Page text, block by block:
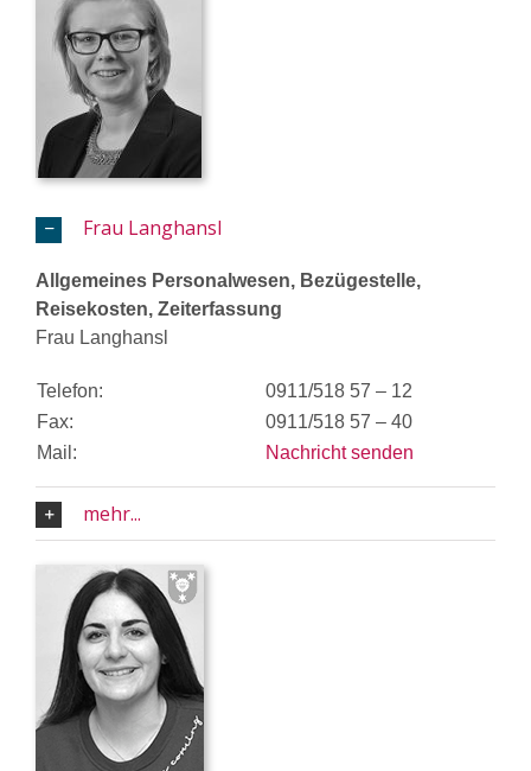
Frau Langhansl
Allgemeines Personalwesen, Bezügestelle,
Reisekosten, Zeiterfassung
Frau Langhansl
Telefon:
0911/518 57 – 12
Fax:
0911/518 57 – 40
Mail:
Nachricht senden
mehr...